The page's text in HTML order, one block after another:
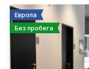
Европа
Без пробега